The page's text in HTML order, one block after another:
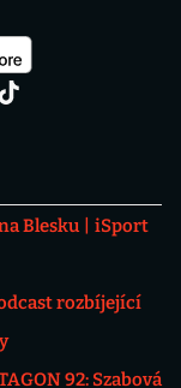
Blesku
iSport
rozbíjející
92: Szabová